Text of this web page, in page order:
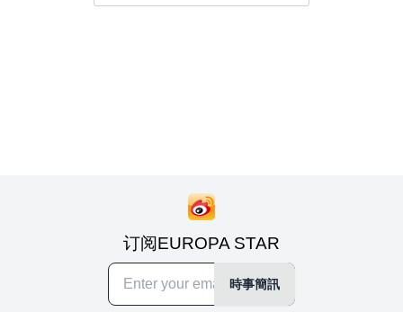
订阅EUROPA STAR
時事簡訊